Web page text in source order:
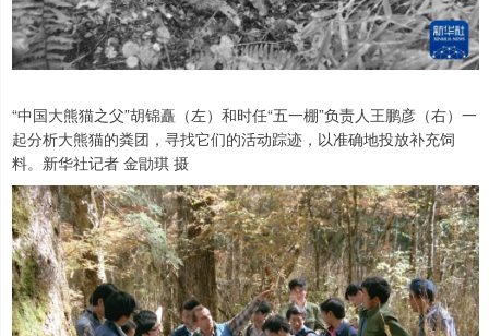
“中国大熊猫之父”胡锦矗（左）和时任“五一棚”负责人王鹏彦（右）一
起分析大熊猫的粪团，寻找它们的活动踪迹，以准确地投放补充饲
料。新华社记者 金勖琪 摄